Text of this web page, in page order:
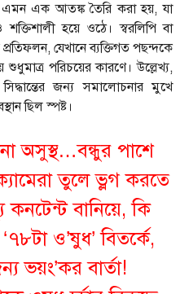
এক আতঙ্ক তৈরি করা হয়, যা
শক্তিশালী হয়ে ওঠে। স্বরলিপি বা
প্রতিফলন, যেখানে ব্যক্তিগত পছন্দকে
পরিচয়ের কারণে। উল্লেখ্য,
জন্য সমালোচনার মুখে
ছিল স্পষ্ট।
অসুস্থ…বন্ধুর পাশে
তুলে ভ্লগ করতে
কনটেন্ট বানিয়ে, কি
‘৭৮টা ও’ষুধ’ বিতর্কে,
ভয়ং’কর বার্তা!